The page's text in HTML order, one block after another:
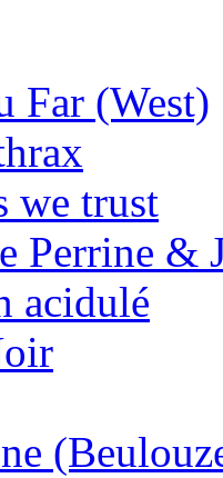
Far (West)
we trust
Perrine &
acidulé